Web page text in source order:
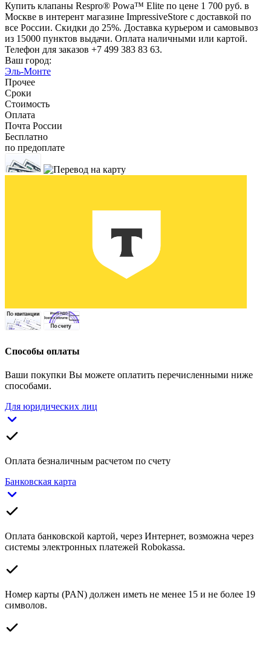
Купить клапаны Respro® Powa™ Elite по цене 1 700 руб. в
Москве в интерент магазине ImpressiveStore с доставкой по
все России. Скидки до 25%. Доставка курьером и самовывоз
из 15000 пунктов выдачи. Оплата наличными или картой.
Телефон для заказов +7 499 383 83 63.
Ваш город:
Эль-Монте
Прочее
Сроки
Стоимость
Оплата
Почта России
Бесплатно
по предоплате
Способы оплаты
Ваши покупки Вы можете оплатить перечисленными ниже
способами.
Для юридических лиц
Оплата безналичным расчетом по счету
Банковская карта
Оплата банковской картой, через Интернет, возможна через
системы электронных платежей Robokassa.
Номер карты (PAN) должен иметь не менее 15 и не более 19
символов.